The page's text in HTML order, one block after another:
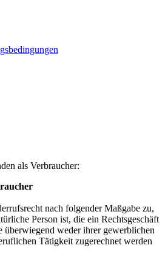
als Verbraucher:
nach folgender Maßgabe zu,
Person ist, die ein Rechtsgeschäft
überwiegend weder ihrer gewerblichen
Tätigkeit zugerechnet werden